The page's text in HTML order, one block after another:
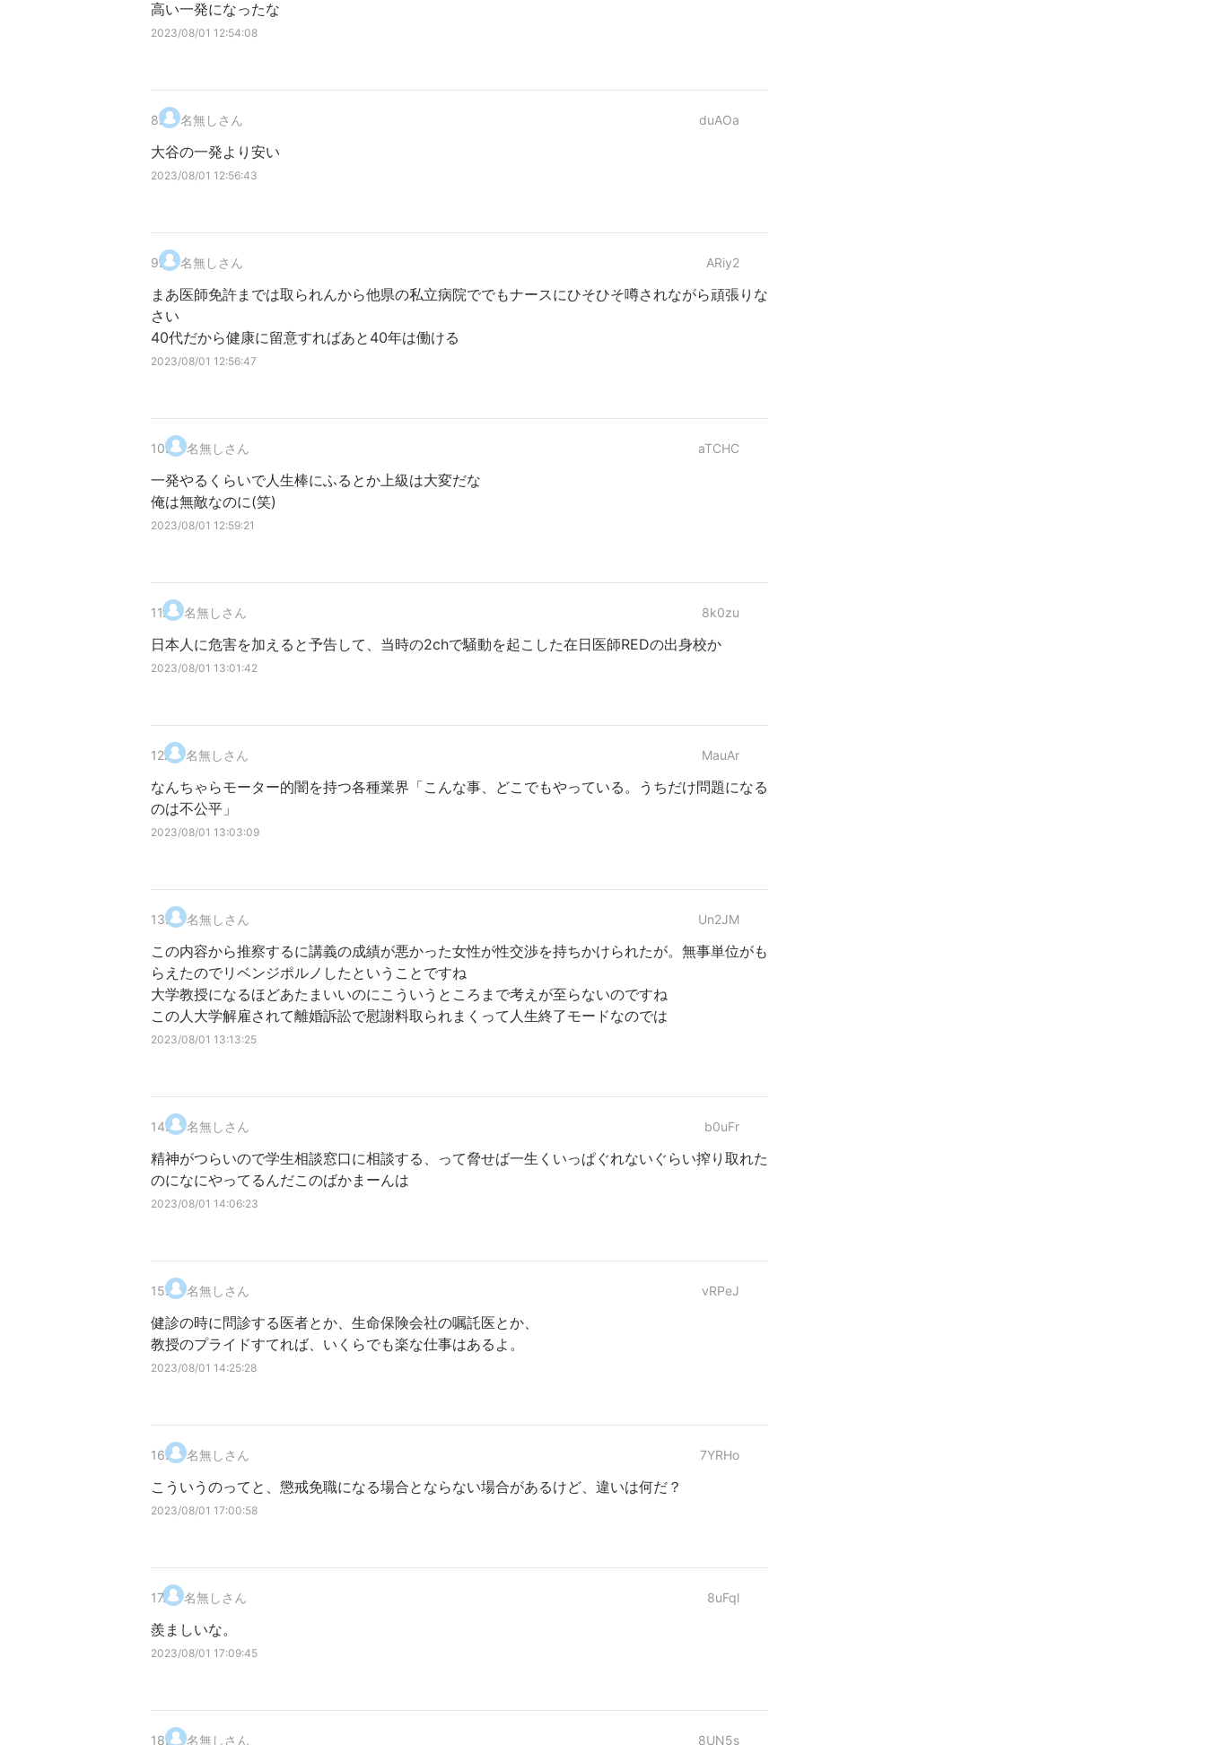
高い一発になったな
2023/08/01 12:54:08
8. 名無しさん duAOa
大谷の一発より安い
2023/08/01 12:56:43
9. 名無しさん ARiy2
まあ医師免許までは取られんから他県の私立病院ででもナースにひそひそ噂されながら頑張りな
さい
40代だから健康に留意すればあと40年は働ける
2023/08/01 12:56:47
10. 名無しさん aTCHC
一発やるくらいで人生棒にふるとか上級は大変だな
俺は無敵なのに(笑)
2023/08/01 12:59:21
11. 名無しさん 8k0zu
日本人に危害を加えると予告して、当時の2chで騒動を起こした在日医師REDの出身校か
2023/08/01 13:01:42
12. 名無しさん MauAr
なんちゃらモーター的闇を持つ各種業界「こんな事、どこでもやっている。うちだけ問題になる
のは不公平」
2023/08/01 13:03:09
13. 名無しさん Un2JM
この内容から推察するに講義の成績が悪かった女性が性交渉を持ちかけられたが。無事単位がも
らえたのでリベンジポルノしたということですね
大学教授になるほどあたまいいのにこういうところまで考えが至らないのですね
この人大学解雇されて離婚訴訟で慰謝料取られまくって人生終了モードなのでは
2023/08/01 13:13:25
14. 名無しさん b0uFr
精神がつらいので学生相談窓口に相談する、って脅せば一生くいっぱぐれないぐらい搾り取れた
のになにやってるんだこのばかまーんは
2023/08/01 14:06:23
15. 名無しさん vRPeJ
健診の時に問診する医者とか、生命保険会社の嘱託医とか、
教授のプライドすてれば、いくらでも楽な仕事はあるよ。
2023/08/01 14:25:28
16. 名無しさん 7YRHo
こういうのってと、懲戒免職になる場合とならない場合があるけど、違いは何だ？
2023/08/01 17:00:58
17. 名無しさん 8uFql
羨ましいな。
2023/08/01 17:09:45
18. 名無しさん 8UN5s